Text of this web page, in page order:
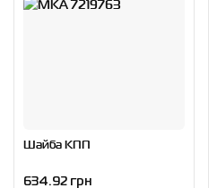
Шайба КПП
634.92 грн